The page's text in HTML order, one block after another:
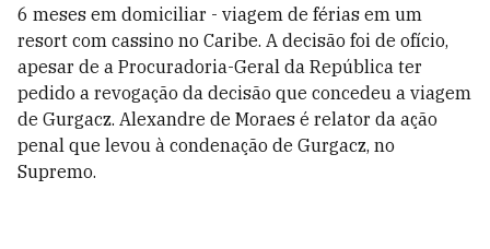
6 meses em domiciliar - viagem de férias em um
resort com cassino no Caribe. A decisão foi de ofício,
apesar de a Procuradoria-Geral da República ter
pedido a revogação da decisão que concedeu a viagem
de Gurgacz. Alexandre de Moraes é relator da ação
penal que levou à condenação de Gurgacz, no
Supremo.